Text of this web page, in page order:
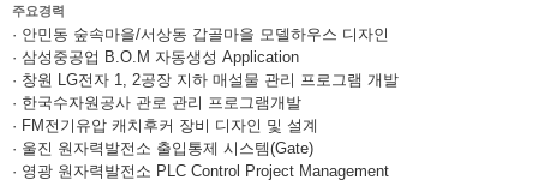
주요경력
· 안민동 숲속마을/서상동 갑골마을 모델하우스 디자인
· 삼성중공업 B.O.M 자동생성 Application
· 창원 LG전자 1, 2공장 지하 매설물 관리 프로그램 개발
· 한국수자원공사 관로 관리 프로그램개발
· FM전기유압 캐치후커 장비 디자인 및 설계
· 울진 원자력발전소 출입통제 시스템(Gate)
· 영광 원자력발전소 PLC Control Project Management